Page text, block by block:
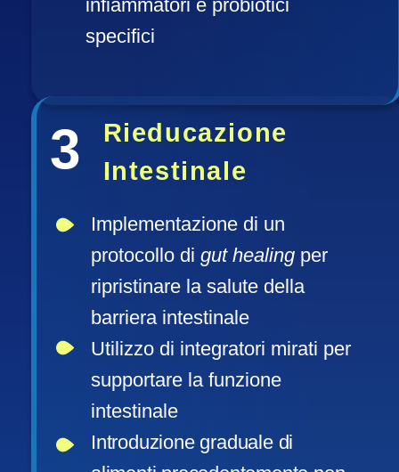
infiammatori e probiotici
specifici
3
Rieducazione
Intestinale
Implementazione di un
protocollo di gut healing per
ripristinare la salute della
barriera intestinale
Utilizzo di integratori mirati per
supportare la funzione
intestinale
Introduzione graduale di